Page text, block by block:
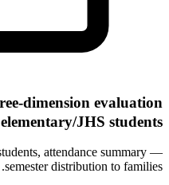
dimension evaluation
JHS students
attendance summary —
semester distribution to families.